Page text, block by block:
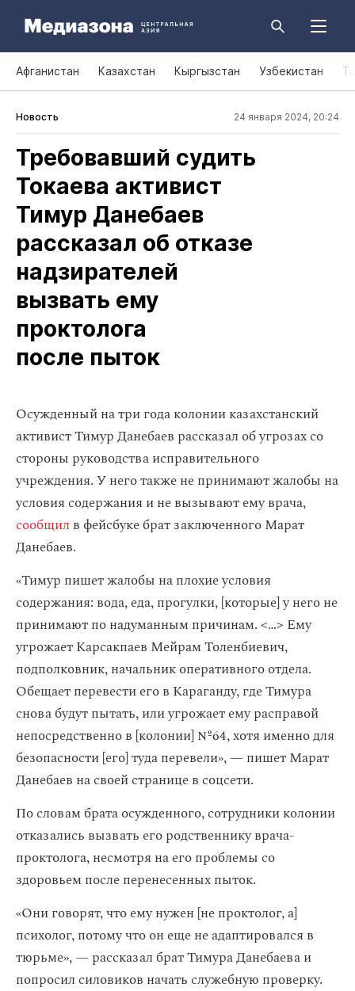
Афганистан Казахстан Кыргызстан Узбекистан
Новость 24 января 2024, 20:24
Требовавший судить
Токаева активист
Тимур Данебаев
рассказал об отказе
надзирателей
вызвать ему
проктолога
после пыток
Осужденный на три года колонии казахстанский
активист Тимур Данебаев рассказал об угрозах со
стороны руководства исправительного
учреждения. У него также не принимают жалобы на
условия содержания и не вызывают ему врача,
сообщил в фейсбуке брат заключенного Марат
Данебаев.
«Тимур пишет жалобы на плохие условия
содержания: вода, еда, прогулки, [которые] у него не
принимают по надуманным причинам. < … > Ему
угрожает Карсакпаев Мейрам Толенбиевич,
подполковник, начальник оперативного отдела.
Обещает перевести его в Караганду, где Тимура
снова будут пытать, или угрожает ему расправой
непосредственно в [колонии] №64, хотя именно для
безопасности [его] туда перевели», — пишет Марат
Данебаев на своей странице в соцсети.
По словам брата осужденного, сотрудники колонии
отказались вызвать его родственнику врача-
проктолога, несмотря на его проблемы со
здоровьем после перенесенных пыток.
«Они говорят, что ему нужен [не проктолог, а]
психолог, потому что он еще не адаптировался в
тюрьме», — рассказал брат Тимура Данебаева и
попросил силовиков начать служебную проверку.